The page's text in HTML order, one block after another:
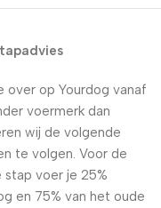
over op Yourdog vanaf
voermerk dan
wij de volgende
te volgen. Voor de
stap voer je 25%
en 75% van het oude